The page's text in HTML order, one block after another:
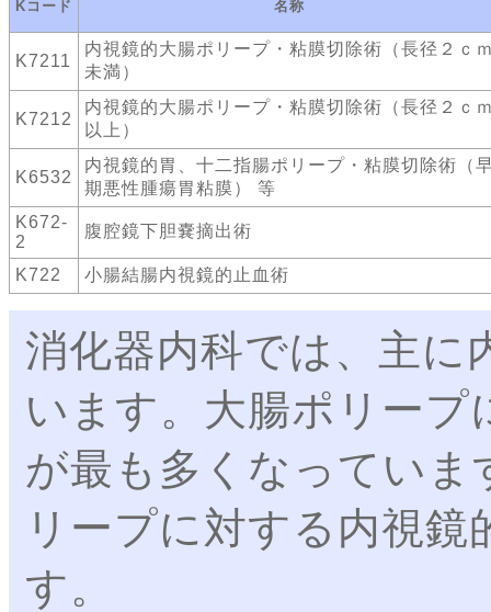
Kコード 名称
K7211
内視鏡的大腸ポリープ・粘膜切除術（長径２ｃ
未満）
K7212
内視鏡的大腸ポリープ・粘膜切除術（長径２ｃ
以上）
K6532
内視鏡的胃、十二指腸ポリープ・粘膜切除術（
期悪性腫瘍胃粘膜） 等
K672-
2
腹腔鏡下胆嚢摘出術
K722 小腸結腸内視鏡的止血術
消化器内科では、主に
います。大腸ポリープ
が最も多くなっていま
リープに対する内視
す。